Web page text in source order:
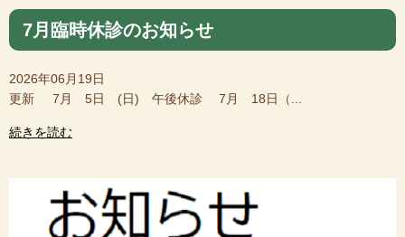
7月臨時休診のお知らせ
2026年06月19日
更新 7月 5日 (日) 午後休診 7月 18日（...
続きを読む